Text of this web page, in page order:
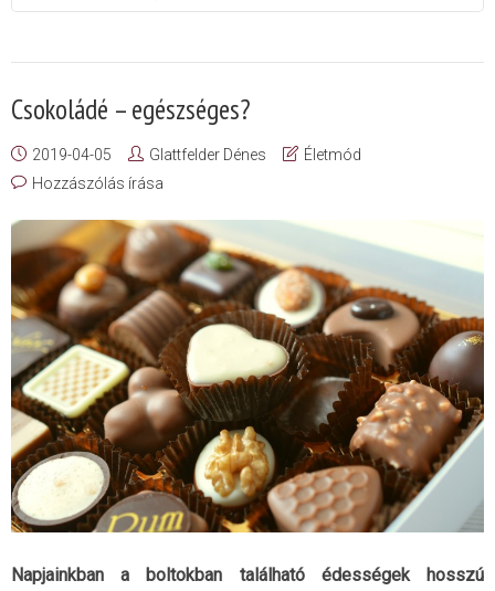
Csokoládé – egészséges?
2019-04-05 Glattfelder Dénes
Életmód
Hozzászólás írása
Napjainkban a boltokban található édességek hosszú